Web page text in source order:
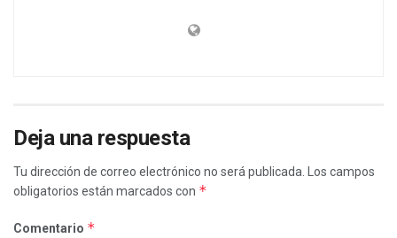
Deja una respuesta
Tu dirección de correo electrónico no será publicada. Los campos
obligatorios están marcados con *
Comentario *